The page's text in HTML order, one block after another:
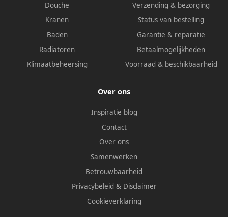
Douche
Kranen
Baden
Radiatoren
Klimaatbeheersing
Verzending & bezorging
Status van bestelling
Garantie & reparatie
Betaalmogelijkheden
Voorraad & beschikbaarheid
Over ons
Inspiratie blog
Contact
Over ons
Samenwerken
Betrouwbaarheid
Privacybeleid & Disclaimer
Cookieverklaring